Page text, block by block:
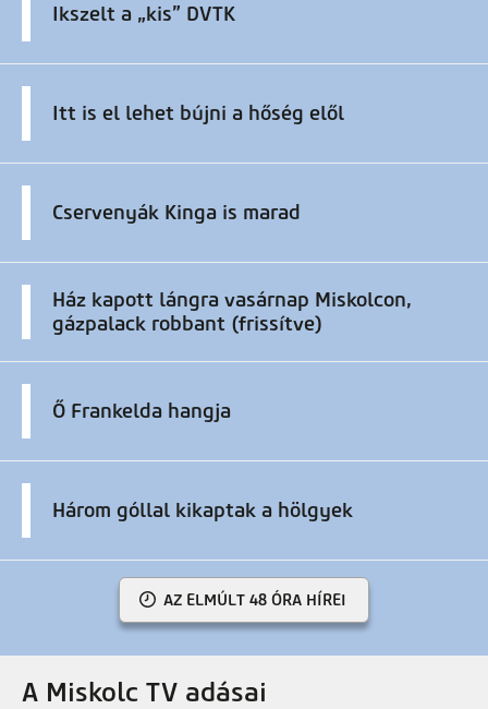
Ikszelt a „kis” DVTK
Itt is el lehet bújni a hőség elől
Cservenyák Kinga is marad
Ház kapott lángra vasárnap Miskolcon,
gázpalack robbant (frissítve)
Ő Frankelda hangja
Három góllal kikaptak a hölgyek
AZ ELMÚLT 48 ÓRA HÍREI
A Miskolc TV adásai